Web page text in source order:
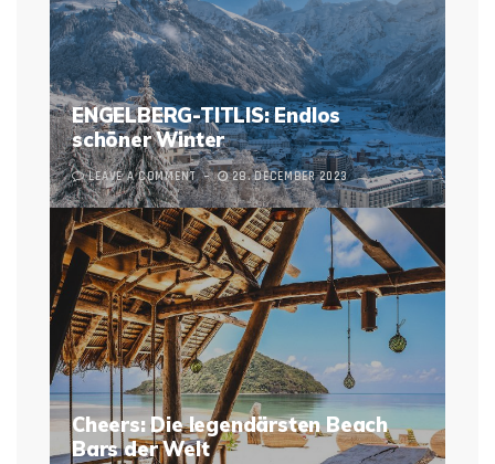
ENGELBERG-TITLIS: Endlos
schöner Winter
LEAVE A COMMENT 28. DECEMBER 2023
Cheers: Die legendärsten Beach
Bars der Welt